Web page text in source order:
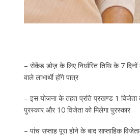
– सेकेंड डोज़ के लिए निर्धारित तिथि के 7
वाले लाभार्थी होंगे पात्र
– इस योजना के तहत प्रति प्रखण्ड 1 विजेता
पुरस्कार और 10 विजेता को मिलेगा पुरस्कार
– पांच सप्ताह पूरा होने के बाद साप्ताहिक